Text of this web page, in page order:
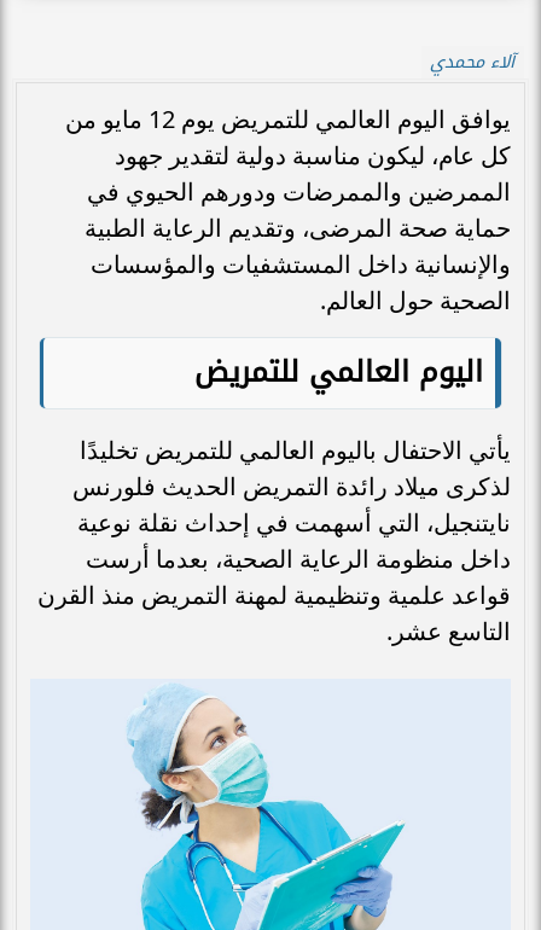
آلاء محمدي
يوافق اليوم العالمي للتمريض يوم 12 مايو من
كل عام، ليكون مناسبة دولية لتقدير جهود
الممرضين والممرضات ودورهم الحيوي في
حماية صحة المرضى، وتقديم الرعاية الطبية
والإنسانية داخل المستشفيات والمؤسسات
الصحية حول العالم.
اليوم العالمي للتمريض
يأتي الاحتفال باليوم العالمي للتمريض تخليدًا
لذكرى ميلاد رائدة التمريض الحديث فلورنس
نايتنجيل، التي أسهمت في إحداث نقلة نوعية
داخل منظومة الرعاية الصحية، بعدما أرست
قواعد علمية وتنظيمية لمهنة التمريض منذ القرن
التاسع عشر.